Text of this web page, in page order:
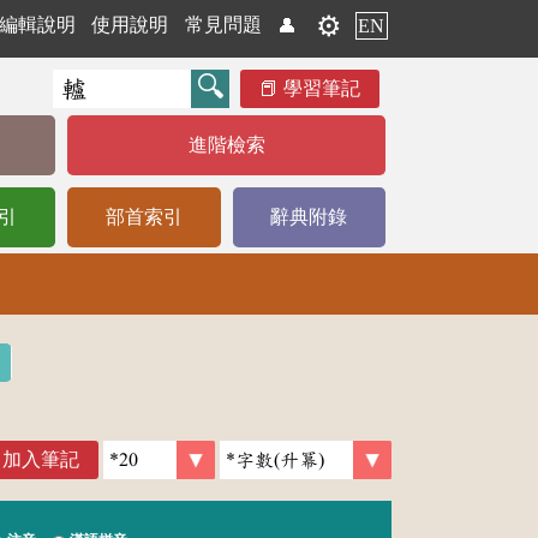
編輯說明 使用說明 常見問題 👤 ⚙️ EN
學習筆記
進階檢索
部首索引 辭典附錄
加入筆記